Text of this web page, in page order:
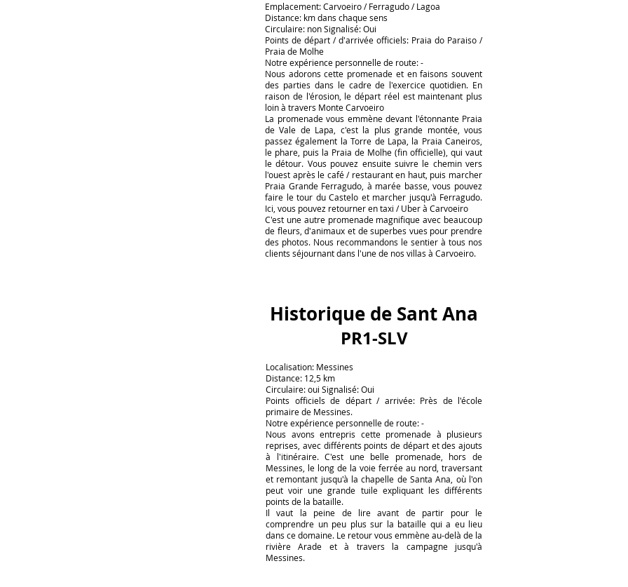
Emplacement: Carvoeiro / Ferragudo / Lagoa
Distance: km dans chaque sens
Circulaire: non Signalisé: Oui
Points de départ / d'arrivée officiels: Praia do Paraiso /
Praia de Molhe
Notre expérience personnelle de route: -
Nous adorons cette promenade et en faisons souvent
des parties dans le cadre de l'exercice quotidien. En
raison de l'érosion, le départ réel est maintenant plus
loin à travers Monte Carvoeiro
La promenade vous emmène devant l'étonnante Praia
de Vale de Lapa, c'est la plus grande montée, vous
passez également la Torre de Lapa, la Praia Caneiros,
le phare, puis la Praia de Molhe (fin officielle), qui vaut
le détour. Vous pouvez ensuite suivre le chemin vers
l'ouest après le café / restaurant en haut, puis marcher
Praia Grande Ferragudo, à marée basse, vous pouvez
faire le tour du Castelo et marcher jusqu'à Ferragudo.
Ici, vous pouvez retourner en taxi / Uber à Carvoeiro
C'est une autre promenade magnifique avec beaucoup
de fleurs, d'animaux et de superbes vues pour prendre
des photos. Nous recommandons le sentier à tous nos
clients séjournant dans l'une de nos villas à Carvoeiro.
Historique de Sant Ana
PR1-SLV
Localisation: Messines
Distance: 12,5 km
Circulaire: oui Signalisé: Oui
Points officiels de départ / arrivée: Près de l'école
primaire de Messines.
Notre expérience personnelle de route: -
Nous avons entrepris cette promenade à plusieurs
reprises, avec différents points de départ et des ajouts
à l'itinéraire. C'est une belle promenade, hors de
Messines, le long de la voie ferrée au nord, traversant
et remontant jusqu'à la chapelle de Santa Ana, où l'on
peut voir une grande tuile expliquant les différents
points de la bataille.
Il vaut la peine de lire avant de partir pour le
comprendre un peu plus sur la bataille qui a eu lieu
dans ce domaine. Le retour vous emmène au-delà de la
rivière Arade et à travers la campagne jusqu'à
Messines.